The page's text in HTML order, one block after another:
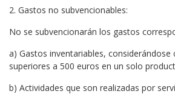
2. Gastos no subvencionables:
No se subvencionarán los gastos
a) Gastos inventariables,
superiores a 500 euros en un solo
b) Actividades que son realizadas por